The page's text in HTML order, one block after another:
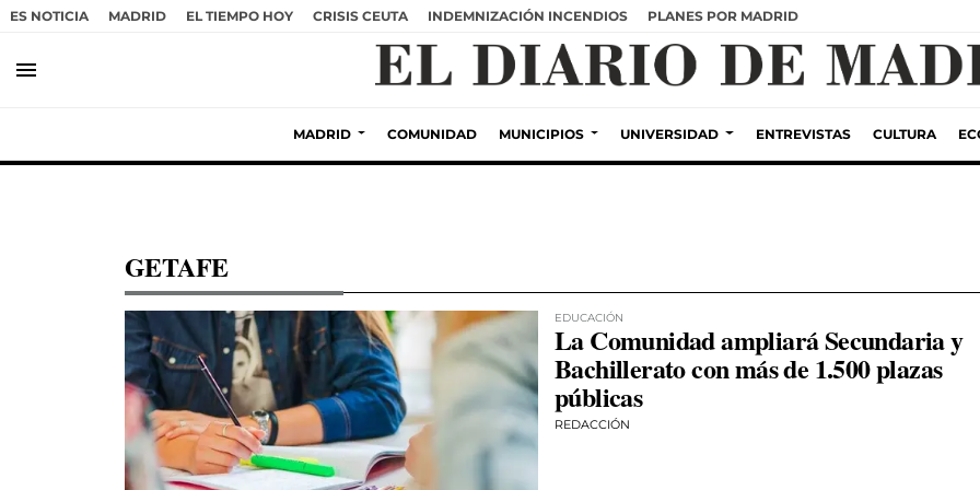
ES NOTICIA MADRID EL TIEMPO HOY CRISIS CEUTA INDEMNIZACIÓN INCENDIOS PLANES POR MADRID
menu
MADRID COMUNIDAD MUNICIPIOS UNIVERSIDAD ENTREVISTAS CULTURA
GETAFE
EDUCACIÓN
La Comunidad ampliará Secundaria y
Bachillerato con más de 1.500 plazas
públicas
REDACCIÓN